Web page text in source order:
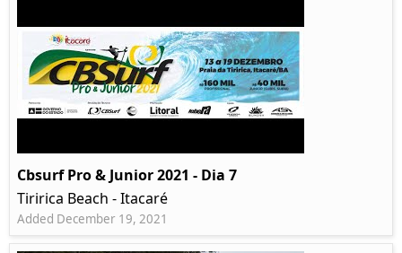
Cbsurf Pro & Junior 2021 - Dia 7
Tiririca Beach - Itacaré
Added December 19, 2021